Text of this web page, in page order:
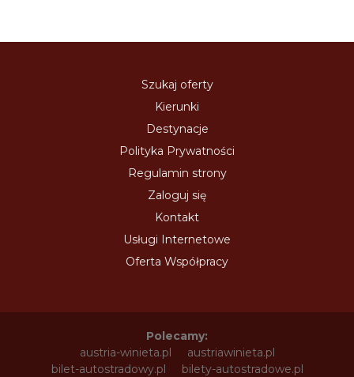
Szukaj oferty
Kierunki
Destynacje
Polityka Prywatności
Regulamin strony
Zaloguj się
Kontakt
Usługi Internetowe
Oferta Współpracy
Polecamy:
austria-winieta.pl
austriawinieta.pl
bilet-autostradowy.pl
bilety-autostradowe.pl